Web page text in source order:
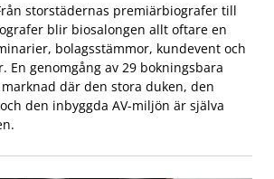
storstädernas premiärbiografer till
blir biosalongen allt oftare en
bolagsstämmor, kundevent och
En genomgång av 29 bokningsbara
där den stora duken, den
den inbyggda AV-miljön är själva